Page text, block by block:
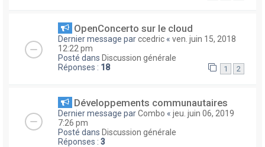
OpenConcerto sur le cloud
Dernier message parccedric « ven. juin 15, 2018
12:22 pm
Posté dans Discussion générale
Réponses : 18 1 2
Développements communautaires
Dernier message parCombo « jeu. juin 06, 2019
7:26 pm
Posté dans Discussion générale
Réponses : 3